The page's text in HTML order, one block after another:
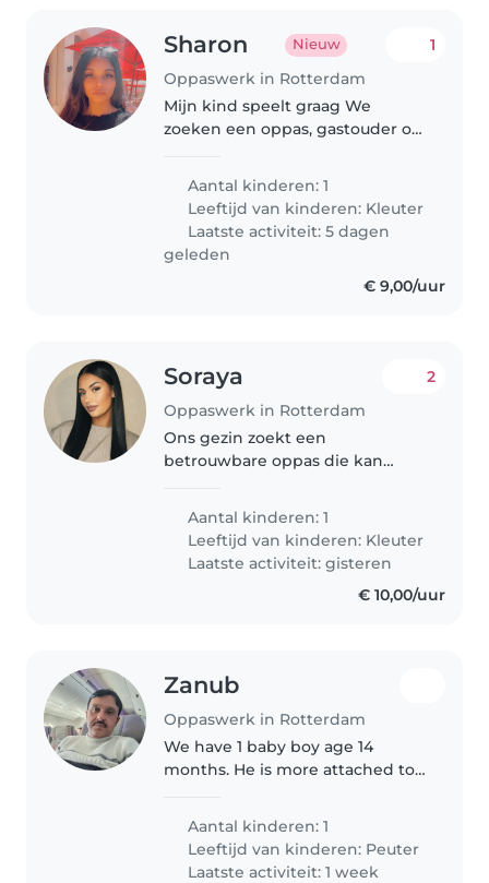
Sharon Nieuw
Oppaswerk in Rotterdam
1
Mijn kind speelt graag We
zoeken een oppas, gastouder of
met een rustig, grappig en
kunstzinnig kindje
Aantal kinderen: 1
Leeftijd van kinderen: Kleuter
Laatste activiteit: 5 dagen
geleden
€ 9,00/uur
Soraya
Oppaswerk in Rotterdam
2
Ons gezin zoekt een
betrouwbare oppas die kan
jarige zoon met autisme. We zijn
op zoek naar iemand met
ervaring in het begeleiden van
kinderen met speciale..
Aantal kinderen: 1
Leeftijd van kinderen: Kleuter
Laatste activiteit: gisteren
€ 10,00/uur
Zanub
Oppaswerk in Rotterdam
We have 1 baby boy age 14
months. He is more attached to
Aantal kinderen: 1
Leeftijd van kinderen: Peuter
Laatste activiteit: 1 week